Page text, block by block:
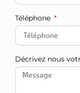
Téléphone
Décrivez nous